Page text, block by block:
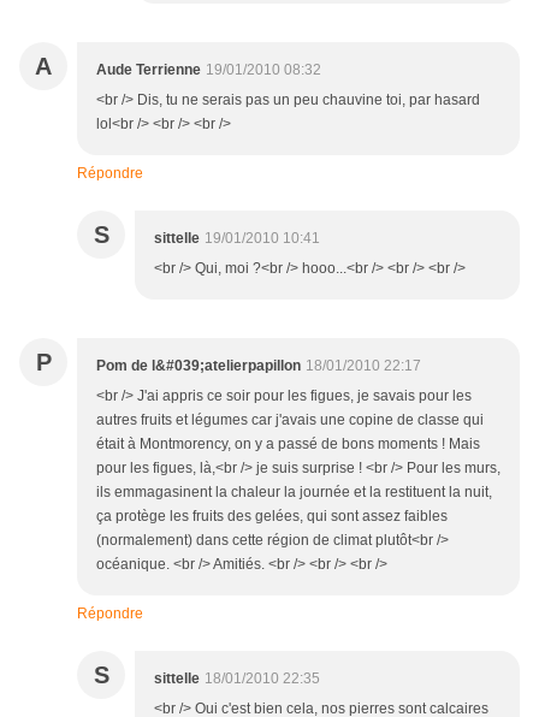
A Aude Terrienne 19/01/2010 08:32
<br /> Dis, tu ne serais pas un peu chauvine toi, par hasard
lol<br /> <br /> <br />
Répondre
S sittelle 19/01/2010 10:41
<br /> Qui, moi ?<br /> hooo...<br /> <br /> <br />
P Pom de l&#039;atelierpapillon 18/01/2010 22:17
<br /> J'ai appris ce soir pour les figues, je savais pour les
autres fruits et légumes car j'avais une copine de classe qui
était à Montmorency, on y a passé de bons moments ! Mais
pour les figues, là,<br /> je suis surprise ! <br /> Pour les murs,
ils emmagasinent la chaleur la journée et la restituent la nuit,
ça protège les fruits des gelées, qui sont assez faibles
(normalement) dans cette région de climat plutôt<br />
océanique. <br /> Amitiés. <br /> <br /> <br />
Répondre
S sittelle 18/01/2010 22:35
<br /> Oui c'est bien cela, nos pierres sont calcaires